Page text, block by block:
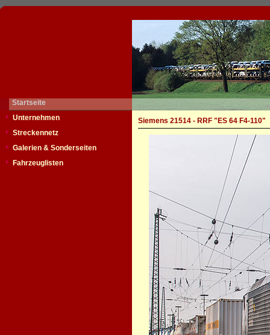
Startseite
Unternehmen
Streckennetz
Galerien & Sonderseiten
Fahrzeuglisten
Siemens 21514 - RRF "ES 64 F4-110"